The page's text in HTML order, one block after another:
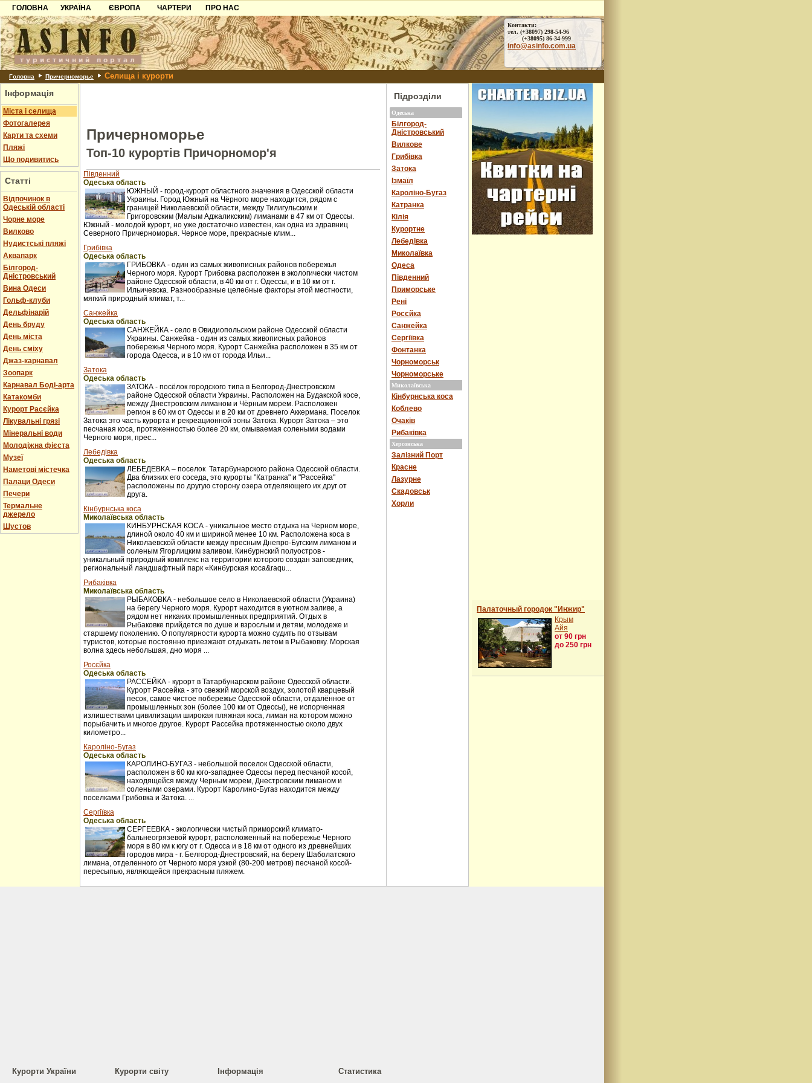
ГОЛОВНА
УКРАЇНА
Карпати
Азов
Причорноморря
Шацьк
ЄВРОПА
Чорногорія
Хорватія
Болгарія
Албанія
ЧАРТЕРИ
ПРО НАС
Контакти
Партнерам
Додати готель
Контакти:
тел. (+38097) 298-54-96
(+38095) 86-34-999
info@asinfo.com.ua
Головна Причерноморье Селища і курорти
Інформація
Міста і селища
Фотогалерея
Карти та схеми
Пляжі
Що подивитись
Статті
Відпочинок в
Одеській області
Чорне море
Вилково
Нудистські пляжі
Аквапарк
Білгород-
Дністровський
Вина Одеси
Гольф-клуби
Дельфінарій
День бруду
День міста
День сміху
Джаз-карнавал
Зоопарк
Карнавал Боді-арта
Катакомби
Курорт Расєйка
Лікувальні грязі
Мінеральні води
Молодіжна фієста
Музеї
Наметові містечка
Палаци Одеси
Печери
Термальне
джерело
Шустов
Причерноморье
Топ-10 курортів Причорномор'я
Південний
Одеська область
ЮЖНЫЙ - город-курорт областного значения в Одесской области
Украины. Город Южный на Чёрного море находится, рядом с
границей Николаевской области, между Тилигульским и
Григоровским (Малым Аджаликским) лиманами в 47 км от Одессы.
Южный - молодой курорт, но уже достаточно известен, как одна из здравниц
Северного Причерноморья. Черное море, прекрасные клим...
Грибівка
Одеська область
ГРИБОВКА - один из самых живописных районов побережья
Черного моря. Курорт Грибовка расположен в экологически чистом
районе Одесской области, в 40 км от г. Одессы, и в 10 км от г.
Ильичевска. Разнообразные целебные факторы этой местности,
мягкий природный климат, т...
Санжейка
Одеська область
САНЖЕЙКА - село в Овидиопольском районе Одесской области
Украины. Санжейка - один из самых живописных районов
побережья Черного моря. Курорт Санжейка расположен в 35 км от
города Одесса, и в 10 км от города Ильи...
Затока
Одеська область
ЗАТОКА - посёлок городского типа в Белгород-Днестровском
районе Одесской области Украины. Расположен на Будакской косе,
между Днестровским лиманом и Чёрным морем. Расположен
регион в 60 км от Одессы и в 20 км от древнего Аккермана. Поселок
Затока это часть курорта и рекреационной зоны Затока. Курорт Затока – это
песчаная коса, протяженностью более 20 км, омываемая солеными водами
Черного моря, прес...
Лебедівка
Одеська область
ЛЕБЕДЕВКА – поселок Татарбунарского района Одесской области.
Два близких его соседа, это курорты "Катранка" и "Рассейка"
расположены по другую сторону озера отделяющего их друг от
друга.
Кінбурнська коса
Миколаївська область
КИНБУРНСКАЯ КОСА - уникальное место отдыха на Черном море,
длиной около 40 км и шириной менее 10 км. Расположена коса в
Николаевской области между пресным Днепро-Бугским лиманом и
соленым Ягорлицким заливом. Кинбурнский полуостров -
уникальный природный комплекс на территории которого создан заповедник,
региональный ландшафтный парк «Кинбурская коса&raqu...
Рибаківка
Миколаївська область
РЫБАКОВКА - небольшое село в Николаевской области (Украина)
на берегу Черного моря. Курорт находится в уютном заливе, а
рядом нет никаких промышленных предприятий. Отдых в
Рыбаковке прийдется по душе и взрослым и детям, молодеже и
старшему поколению. О популярности курорта можно судить по отзывам
туристов, которые постоянно приезжают отдыхать летом в Рыбаковку. Морская
волна здесь небольшая, дно моря ...
Росєйка
Одеська область
РАССЕЙКА - курорт в Татарбунарском районе Одесской области.
Курорт Рассейка - это свежий морской воздух, золотой кварцевый
песок, самое чистое побережье Одесской области, отдалённое от
промышленных зон (более 100 км от Одессы), не испорченная
излишествами цивилизации широкая пляжная коса, лиман на котором можно
порыбачить и многое другое. Курорт Рассейка протяженностью около двух
километро...
Кароліно-Бугаз
Одеська область
КАРОЛИНО-БУГАЗ - небольшой поселок Одесской области,
расположен в 60 км юго-западнее Одессы перед песчаной косой,
находящейся между Черным морем, Днестровским лиманом и
солеными озерами. Курорт Каролино-Бугаз находится между
поселками Грибовка и Затока. ...
Сергіївка
Одеська область
СЕРГЕЕВКА - экологически чистый приморский климато-
бальнеогрязевой курорт, расположенный на побережье Черного
моря в 80 км к югу от г. Одесса и в 18 км от одного из древнейших
городов мира - г. Белгород-Днестровский, на берегу Шаболатского
лимана, отделенного от Черного моря узкой (80-200 метров) песчаной косой-
пересыпью, являющейся прекрасным пляжем.
Підрозділи
Одеська
Білгород-
Дністровський
Вилкове
Грибівка
Затока
Ізмаїл
Кароліно-Бугаз
Катранка
Кілія
Курортне
Лебедівка
Миколаївка
Одеса
Південний
Приморське
Рені
Росєйка
Санжейка
Сергіївка
Фонтанка
Чорноморськ
Чорноморське
Миколаївська
Кінбурнська коса
Коблево
Очаків
Рибаківка
Херсонська
Залізний Порт
Красне
Лазурне
Скадовськ
Хорли
Палаточный городок "Инжир"
Крым
Айя
от 90 грн
до 250 грн
Курорти України Курорти світу Інформація Статистика